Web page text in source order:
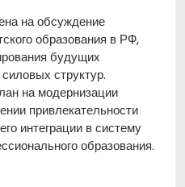
на обсуждение
образования в РФ,
будущих
структур.
на модернизации
привлекательности
интеграции в систему
образования.